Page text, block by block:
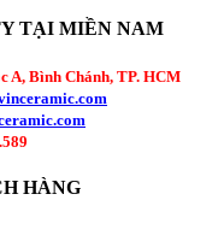
TẠI MIỀN NAM
A, Bình Chánh, TP. HCM
HÀNG